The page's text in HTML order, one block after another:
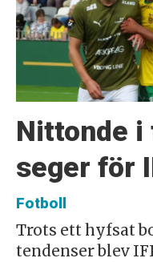
Nittonde i
seger för
Fotboll
Trots ett hyfsat
tendenser blev